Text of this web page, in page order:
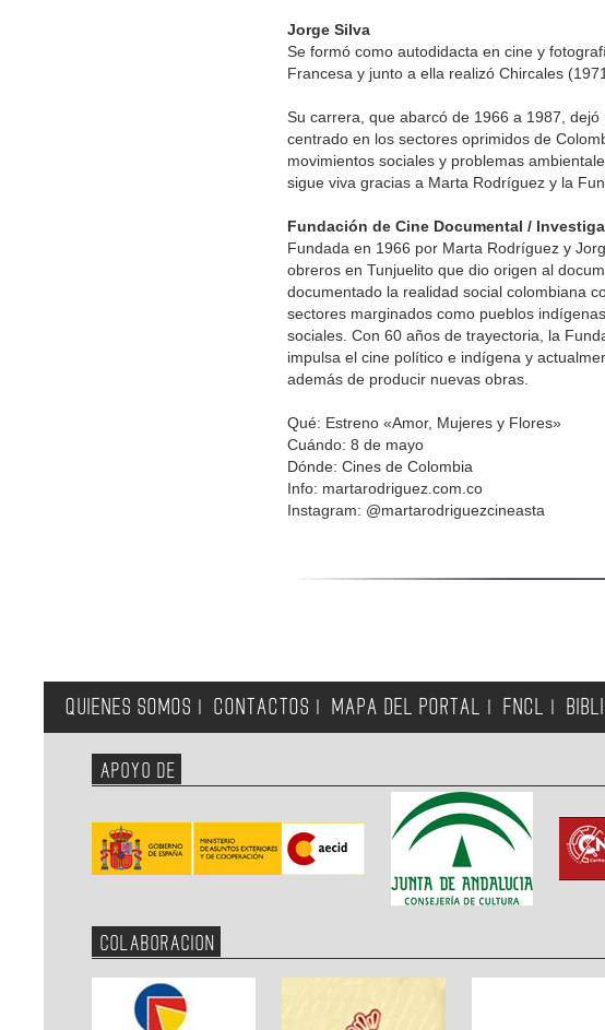
Jorge Silva
Se formó como autodidacta en cine y
Francesa y junto a ella realizó Chircales
Su carrera, que abarcó de 1966 a 1987,
centrado en los sectores oprimidos de
movimientos sociales y problemas
sigue viva gracias a Marta Rodríguez y la
Fundación de Cine Documental /
Fundada en 1966 por Marta Rodríguez y
obreros en Tunjuelito que dio origen al
documentado la realidad social colombiana
sectores marginados como pueblos
sociales. Con 60 años de trayectoria, la
impulsa el cine político e indígena y
además de producir nuevas obras.
Qué: Estreno «Amor, Mujeres y Flores»
Cuándo: 8 de mayo
Dónde: Cines de Colombia
Info: martarodriguez.com.co
Instagram: @martarodriguezcineasta
QUIENES SOMOS CONTACTOS MAPA DEL PORTAL FNCL
APOYO DE
COLABORACION